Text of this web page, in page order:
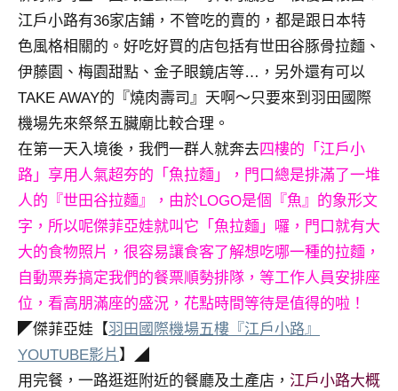
旅
遊
雜
誌
專
欄、
觀
局
合
作
達
人
象。
★
江戶小路有36家店鋪，不管吃的賣的，都是跟日本特
色風格相關的。好吃好買的店包括有世田谷豚骨拉麵、
伊藤園、梅園甜點、金子眼鏡店等…，另外還有可以
TAKE AWAY的『燒肉壽司』天啊～只要來到羽田國際
機場先來祭祭五臟廟比較合理。
在第一天入境後，我們一群人就奔去四樓的「江戶小
路」享用人氣超夯的「魚拉麵」，門口總是排滿了一堆
人的『世田谷拉麵』，由於LOGO是個『魚』的象形文
字，所以呢傑菲亞娃就叫它「魚拉麵」囉，門口就有大
大的食物照片，很容易讓食客了解想吃哪一種的拉麵，
自動票券搞定我們的餐票順勢排隊，等工作人員安排座
位，看高朋滿座的盛況，花點時間等待是值得的啦！
◤傑菲亞娃【羽田國際機場五樓『江戶小路』
YOUTUBE影片 】◢
用完餐，一路逛逛附近的餐廳及土產店， 江戶小路大概